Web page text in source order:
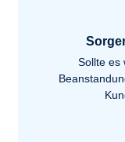
Sollte es